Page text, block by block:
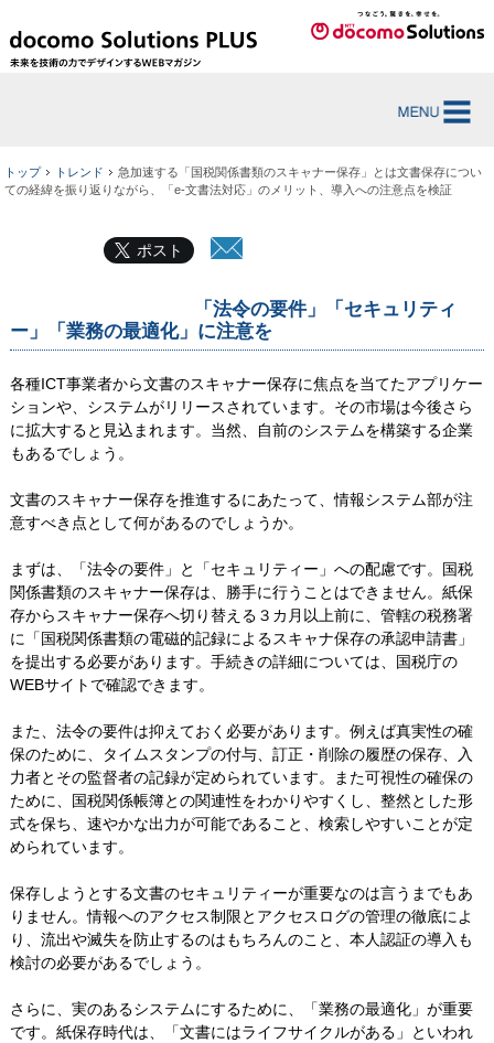
トップ トレンド
急加速する「国税関係書類のスキャナー保存」とは文書保存につい
ての経緯を振り返りながら、「e-文書法対応」のメリット、導入への注意点を検証
ポスト
「法令の要件」「セキュリティ
ー」「業務の最適化」に注意を
各種ICT事業者から文書のスキャナー保存に焦点を当てたアプリケー
ションや、システムがリリースされています。その市場は今後さら
に拡大すると見込まれます。当然、自前のシステムを構築する企業
もあるでしょう。
文書のスキャナー保存を推進するにあたって、情報システム部が注
意すべき点として何があるのでしょうか。
まずは、「法令の要件」と「セキュリティー」への配慮です。国税
関係書類のスキャナー保存は、勝手に行うことはできません。紙保
存からスキャナー保存へ切り替える３カ月以上前に、管轄の税務署
に「国税関係書類の電磁的記録によるスキャナ保存の承認申請書」
を提出する必要があります。手続きの詳細については、国税庁の
WEBサイトで確認できます。
また、法令の要件は抑えておく必要があります。例えば真実性の確
保のために、タイムスタンプの付与、訂正・削除の履歴の保存、入
力者とその監督者の記録が定められています。また可視性の確保の
ために、国税関係帳簿との関連性をわかりやすくし、整然とした形
式を保ち、速やかな出力が可能であること、検索しやすいことが定
められています。
保存しようとする文書のセキュリティーが重要なのは言うまでもあ
りません。情報へのアクセス制限とアクセスログの管理の徹底によ
り、流出や滅失を防止するのはもちろんのこと、本人認証の導入も
検討の必要があるでしょう。
さらに、実のあるシステムにするために、「業務の最適化」が重要
です。紙保存時代は、「文書にはライフサイクルがある」といわれ